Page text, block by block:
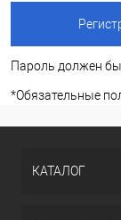
Пароль должен
*Обязательные
КАТАЛОГ